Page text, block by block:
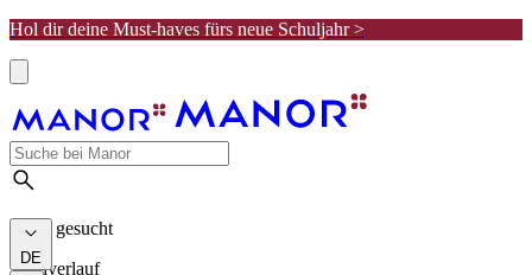
Hol dir deine Must-haves fürs neue Schuljahr >
Meist gesucht
Suchverlauf
DE